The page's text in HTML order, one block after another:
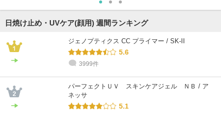
日焼け止め・UVケア(顔用) 週間ランキング
ジェノプティクス CC プライマー / SK-II
5.6
3999件
パーフェクトＵＶ スキンケアジェル ＮＢ / ア
ネッサ
5.1